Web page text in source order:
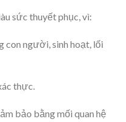
sức thuyết phục, vì:
con người, sinh hoạt, lối
thực.
bảo bằng mối quan hệ